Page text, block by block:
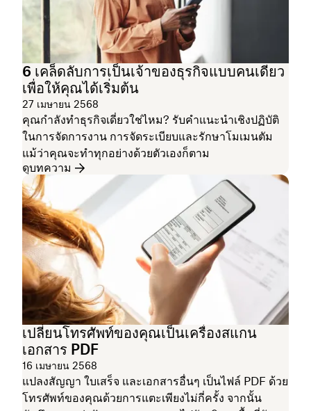
6 เคล็ดลับการเป็นเจ้าของธุรกิจแบบคนเดียว
เพื่อให้คุณได้เริ่มต้น
27 เมษายน 2568
คุณกำลังทำธุรกิจเดี่ยวใช่ไหม? รับคำแนะนำเชิงปฏิบัติ
ในการจัดการงาน การจัดระเบียบและรักษาโมเมนตัม
แม้ว่าคุณจะทำทุกอย่างด้วยตัวเองก็ตาม
ดูบทความ
เปลี่ยนโทรศัพท์ของคุณเป็นเครื่องสแกน
เอกสาร PDF
16 เมษายน 2568
แปลงสัญญา ใบเสร็จ และเอกสารอื่นๆ เป็นไฟล์ PDF ด้วย
โทรศัพท์ของคุณด้วยการแตะเพียงไม่กี่ครั้ง จากนั้น